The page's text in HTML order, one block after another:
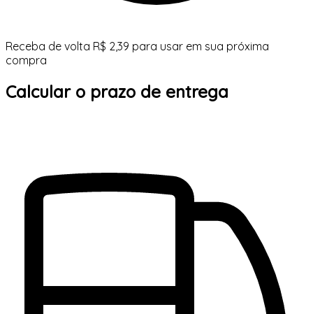
Receba de volta R$ 2,39 para usar em sua próxima
compra
Calcular o prazo de entrega